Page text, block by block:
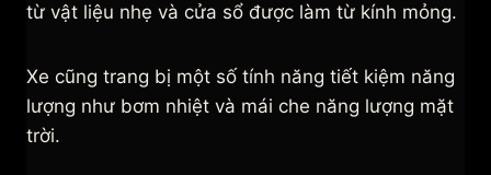
từ vật liệu nhẹ và cửa sổ được làm từ kính mỏng.
Xe cũng trang bị một số tính năng tiết kiệm năng
lượng như bơm nhiệt và mái che năng lượng mặt
trời.